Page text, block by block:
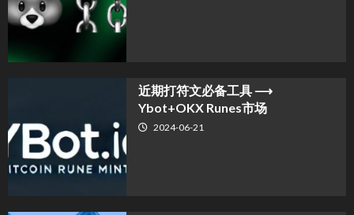
近期打符文必备工具 ⟶
Ybot+OKX Runes市场
2024-06-21